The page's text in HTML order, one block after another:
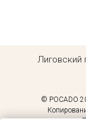
Лиговский
© РОСАDО